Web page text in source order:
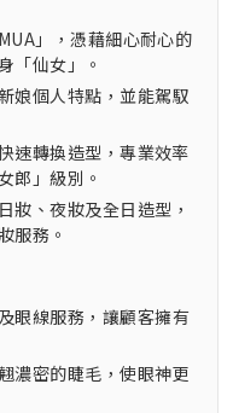
」，憑藉細心耐心的
「仙女」。
娘個人特點，並能駕馭
速轉換造型，專業效率
郎」級別。
妝、夜妝及全日造型，
服務。
眼線服務，讓顧客擁有
濃密的睫毛，使眼神更